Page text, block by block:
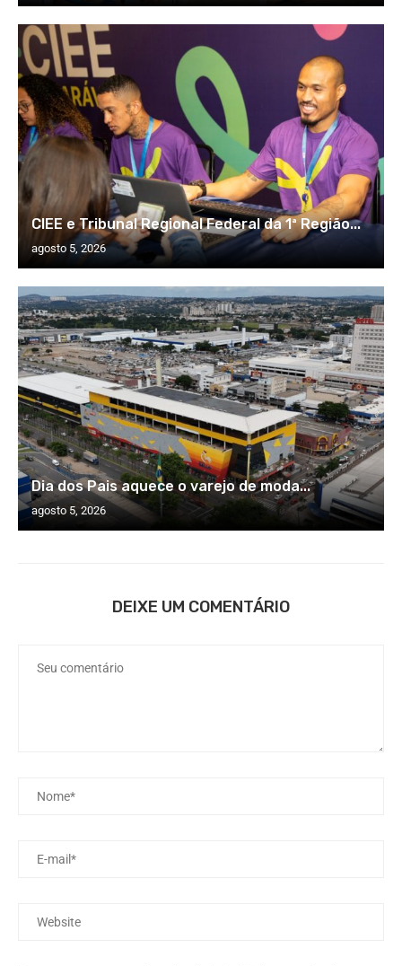
CIEE e Tribunal Regional Federal da 1ª Região...
agosto 5, 2026
Dia dos Pais aquece o varejo de moda...
agosto 5, 2026
DEIXE UM COMENTÁRIO